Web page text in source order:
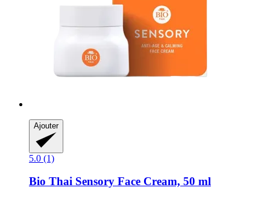
Ajouter
5.0 (1)
Bio Thai Sensory Face Cream, 50 ml